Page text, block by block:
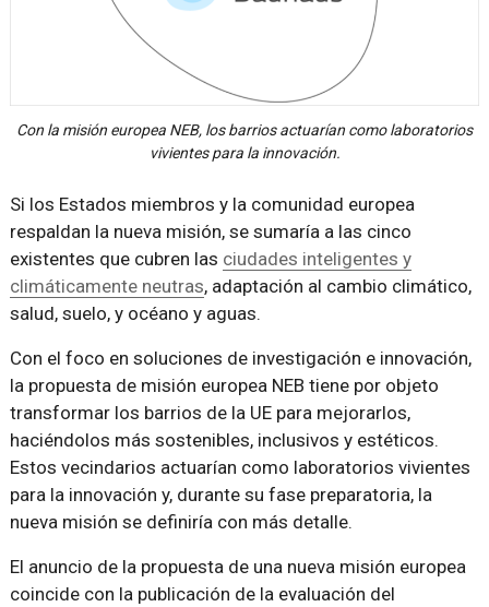
Con la misión europea NEB, los barrios actuarían como laboratorios
vivientes para la innovación.
Si los Estados miembros y la comunidad europea
respaldan la nueva misión, se sumaría a las cinco
existentes que cubren las ciudades inteligentes y
climáticamente neutras, adaptación al cambio climático,
salud, suelo, y océano y aguas.
Con el foco en soluciones de investigación e innovación,
la propuesta de misión europea NEB tiene por objeto
transformar los barrios de la UE para mejorarlos,
haciéndolos más sostenibles, inclusivos y estéticos.
Estos vecindarios actuarían como laboratorios vivientes
para la innovación y, durante su fase preparatoria, la
nueva misión se definiría con más detalle.
El anuncio de la propuesta de una nueva misión europea
coincide con la publicación de la evaluación del